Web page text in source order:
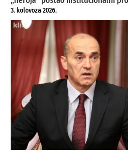
3. kolovoza 2026.